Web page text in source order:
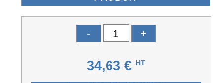
- +
34,63 € HT